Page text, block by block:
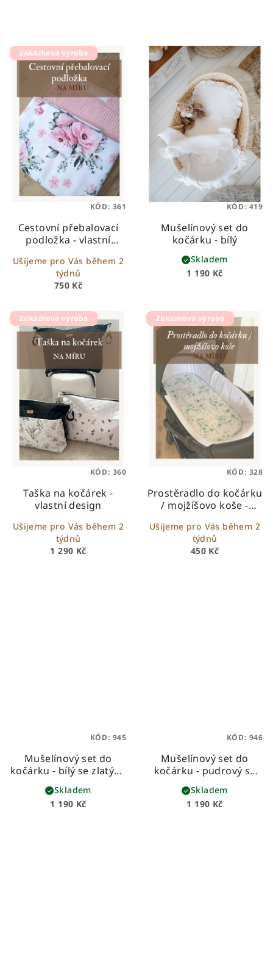
Zakázková výroba
Cestovní přebalovací
podložka - vlastní
750 Kč
Ušijeme pro Vás během 2
týdnů
KÓD: 361
Mušelínový set do
kočárku - bílý
1 190 Kč
Skladem
KÓD: 419
Zakázková výroba
Taška na kočárek -
vlastní design
1 290 Kč
Ušijeme pro Vás během 2
týdnů
KÓD: 360
Zakázková výroba
Prostěradlo do kočárku
/ mojžíšovo koše -
450 Kč
Ušijeme pro Vás během 2
týdnů
KÓD: 328
Mušelínový set do
kočárku - bílý se zlatými
tečkami
1 190 Kč
Skladem
KÓD: 945
Mušelínový set do
kočárku - pudrový se
zlatými tečkami
1 190 Kč
Skladem
KÓD: 946